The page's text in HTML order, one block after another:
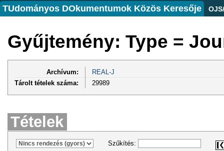
TUdományos DOkumentumok Közös Keresője
Gyűjtemény: Type =
Archívum:
REAL-J
Tárolt tételek száma:
29989
Tételek
Szűkítés: